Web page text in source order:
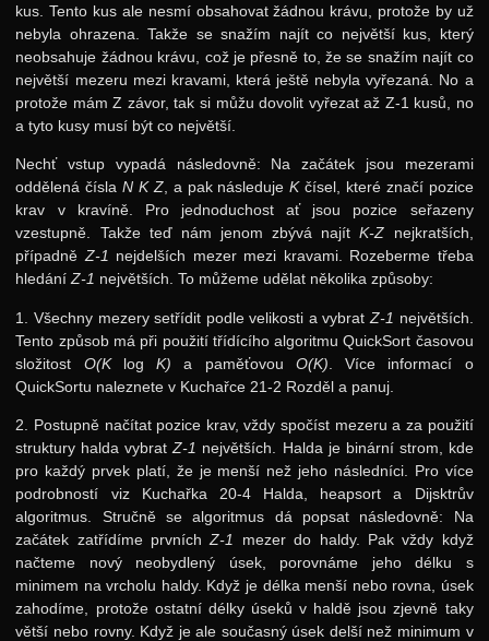
kus. Tento kus ale nesmí obsahovat žádnou krávu, protože by už
nebyla ohrazena. Takže se snažím najít co největší kus, který
neobsahuje žádnou krávu, což je přesně to, že se snažím najít co
největší mezeru mezi kravami, která ještě nebyla vyřezaná. No a
protože mám Z závor, tak si můžu dovolit vyřezat až Z-1 kusů, no
a tyto kusy musí být co největší.
Nechť vstup vypadá následovně: Na začátek jsou mezerami
oddělená číslaN K Z, a pak následujeKčísel, které značí pozice
krav v kravíně. Pro jednoduchost ať jsou pozice seřazeny
vzestupně. Takže teď nám jenom zbývá najítK-Z nejkratších,
případně Z-1 nejdelších mezer mezi kravami. Rozeberme třeba
hledáníZ-1 největších. To můžeme udělat několika způsoby:
1. Všechny mezery setřídit podle velikosti a vybratZ-1 největších.
Tento způsob má při použití třídícího algoritmu QuickSort časovou
složitost O(K log K) a paměťovou O(K) . Více informací o
QuickSortu naleznete v Kuchařce 21-2 Rozděl a panuj.
2. Postupně načítat pozice krav, vždy spočíst mezeru a za použití
struktury halda vybratZ-1 největších. Halda je binární strom, kde
pro každý prvek platí, že je menší než jeho následníci. Pro více
podrobností viz Kuchařka 20-4 Halda, heapsort a Dijsktrův
algoritmus. Stručně se algoritmus dá popsat následovně: Na
začátek zatřídíme prvníchZ-1
mezer do haldy. Pak vždy když
načteme nový neobydlený úsek, porovnáme jeho délku s
minimem na vrcholu haldy. Když je délka menší nebo rovna, úsek
zahodíme, protože ostatní délky úseků v haldě jsou zjevně taky
větší nebo rovny. Když je ale současný úsek delší než minimum v